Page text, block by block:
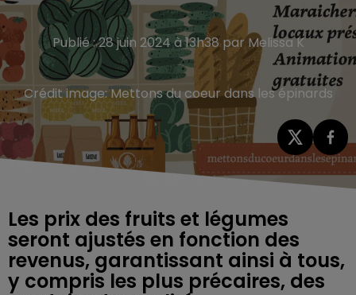
Publié : 28 juin 2024 à 13h38 par Melissa K
Crédit image:Mettons du coeur dans les épinards
Les prix des fruits et légumes
seront ajustés en fonction des
revenus, garantissant ainsi à tous,
y compris les plus précaires, des